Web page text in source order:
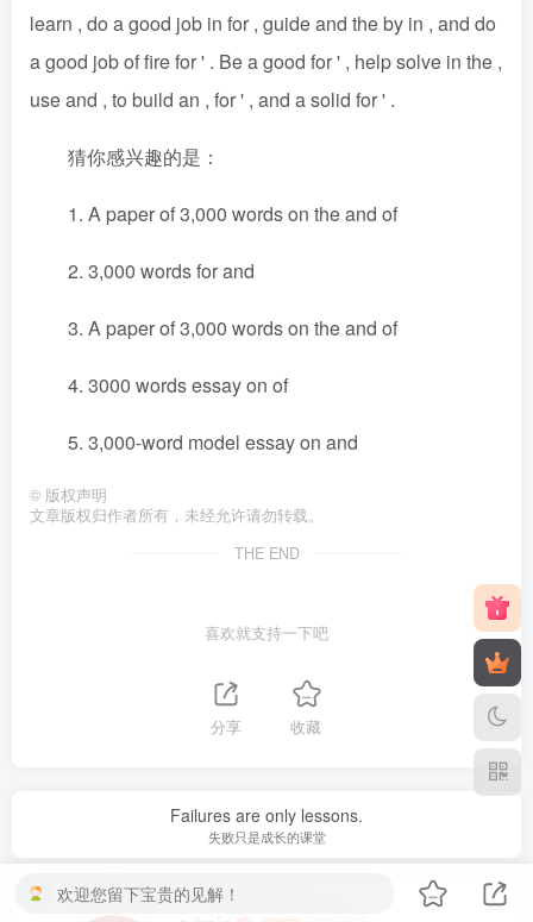
learn , do a good job in for , guide and the by in , and do
a good job of fire for ' . Be a good for ' , help solve in the ,
use and , to build an , for ' , and a solid for ' .
猜你感兴趣的是：
1. A paper of 3,000 words on the and of
2. 3,000 words for and
3. A paper of 3,000 words on the and of
4. 3000 words essay on of
5. 3,000-word model essay on and
© 版权声明
文章版权归作者所有，未经允许请勿转载。
THE END
喜欢就支持一下吧
分享 收藏
Failures are only lessons.
失败只是成长的课堂
欢迎您留下宝贵的见解！